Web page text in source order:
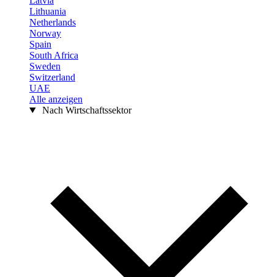
Lithuania
Netherlands
Norway
Spain
South Africa
Sweden
Switzerland
UAE
Alle anzeigen
Nach Wirtschaftssektor